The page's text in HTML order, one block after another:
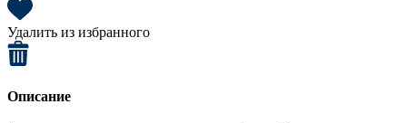
Удалить из избранного
Описание